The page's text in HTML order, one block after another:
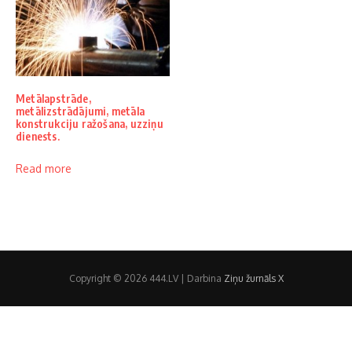
Metālapstrāde,
metālizstrādājumi, metāla
konstrukciju ražošana, uzziņu
dienests.
Read more
Copyright © 2026 444.LV | Darbina Ziņu žurnāls X